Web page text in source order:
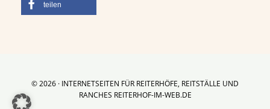
teilen
© 2026 · INTERNETSEITEN FÜR REITERHÖFE, REITSTÄLLE UND
RANCHES REITERHOF-IM-WEB.DE